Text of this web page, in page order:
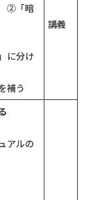
②「暗
に分け
補う
講義
アルの